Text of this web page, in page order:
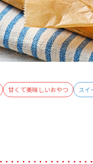
甘くて美味しいおやつ スイ